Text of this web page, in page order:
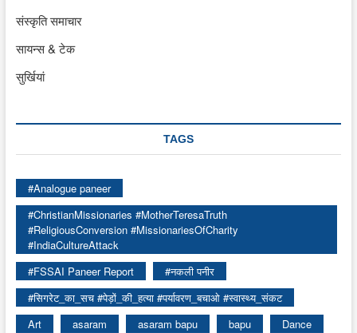
संस्कृति समाचार
सायन्स & टेक
सुर्खियां
TAGS
#Analogue paneer
#ChristianMissionaries #MotherTeresaTruth
#ReligiousConversion #MissionariesOfCharity
#IndiaCultureAttack
#FSSAI Paneer Report
#नकली पनीर
#सिगरेट_का_सच #पेड़ों_की_हत्या #पर्यावरण_बचाओ #स्वास्थ्य_संकट
Art
asaram asaram bapu bapu
Dance